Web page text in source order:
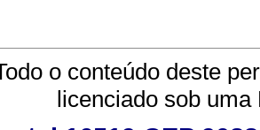
o conteúdo deste
licenciado sob uma